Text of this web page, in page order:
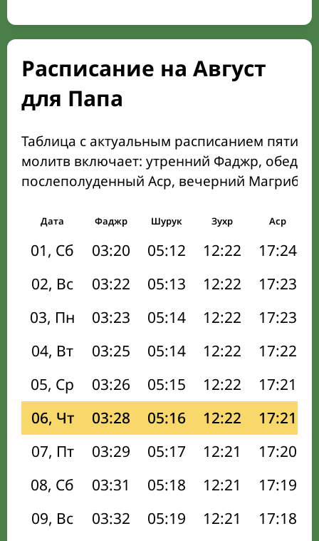
Расписание на Август
для Папа
Таблица с актуальным расписанием пяти
молитв включает: утренний Фаджр,
послеполуденный Аср, вечерний Магриб
Дата Фаджр Шурук Зухр Аср
01, Сб 03:20 05:12 12:22 17:24
02, Вс
03:22 05:13 12:22 17:23
03, Пн
03:23 05:14 12:22 17:23
04, Вт
03:25 05:14 12:22 17:22
05, Ср
03:26 05:15 12:22 17:21
06, Чт
03:28 05:16 12:22 17:21
07, Пт
03:29 05:17 12:21 17:20
08, Сб
03:31 05:18 12:21 17:19
09, Вс
03:32 05:19 12:21 17:18